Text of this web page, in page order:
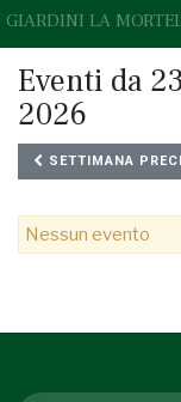
GIARDINI LA
Eventi da
2026
SETTIMANA
Nessun evento